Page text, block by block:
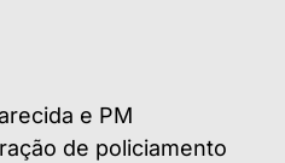
e PM
de policiamento